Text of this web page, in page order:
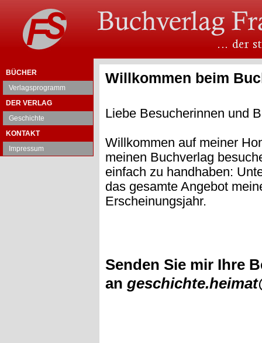
BÜCHER
Verlagsprogramm
DER VERLAG
Geschichte
KONTAKT
Impressum
Willkommen beim
Liebe Besucherinnen und
Willkommen auf meiner
meinen Buchverlag
einfach zu handhaben:
das gesamte Angebot
Erscheinungsjahr.
Senden Sie mir Ihre
an